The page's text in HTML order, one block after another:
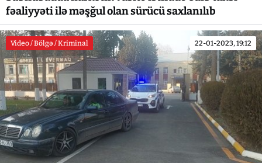
fəaliyyəti ilə məşğul olan sürücü saxlanılıb
Video / Bölgə / Kriminal 22-01-2023, 19:12